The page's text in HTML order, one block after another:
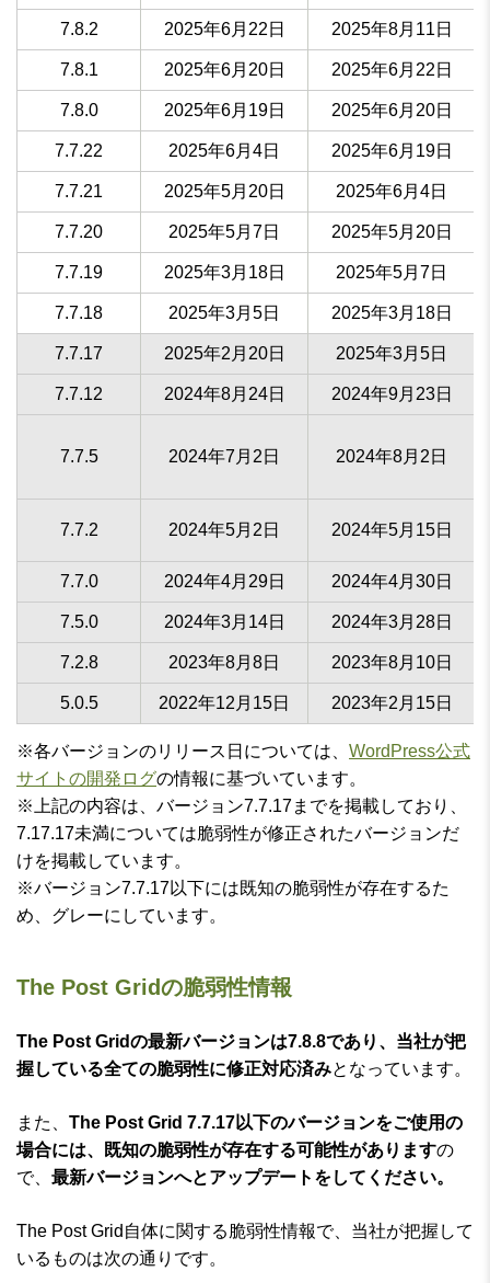
7.8.2 2025年6月22日 2025年8月11日
7.8.1 2025年6月20日 2025年6月22日
7.8.0 2025年6月19日 2025年6月20日
7.7.22 2025年6月4日 2025年6月19日
7.7.21 2025年5月20日 2025年6月4日
7.7.20 2025年5月7日 2025年5月20日
7.7.19 2025年3月18日 2025年5月7日
7.7.18 2025年3月5日 2025年3月18日
7.7.17 2025年2月20日 2025年3月5日
7.7.12 2024年8月24日 2024年9月23日
7.7.5 2024年7月2日 2024年8月2日
7.7.2 2024年5月2日 2024年5月15日
7.7.0 2024年4月29日 2024年4月30日
7.5.0 2024年3月14日 2024年3月28日
7.2.8 2023年8月8日 2023年8月10日
5.0.5 2022年12月15日 2023年2月15日
※各バージョンのリリース日については、 WordPress公式
サイトの開発ログの情報に基づいています。
※上記の内容は、バージョン7.7.17までを掲載しており、
7.17.17未満については脆弱性が修正されたバージョンだ
けを掲載しています。
※バージョン7.7.17以下には既知の脆弱性が存在するた
め、グレーにしています。
The Post Gridの脆弱性情報
The Post Gridの最新バージョンは7.8.8であり、当社が把
握している全ての脆弱性に修正対応済みとなっています。
また、 The Post Grid 7.7.17以下のバージョンをご使用の
場合には、既知の脆弱性が存在する可能性がありますの
で、 最新バージョンへとアップデートをしてください。
The Post Grid自体に関する脆弱性情報で、当社が把握して
いるものは次の通りです。